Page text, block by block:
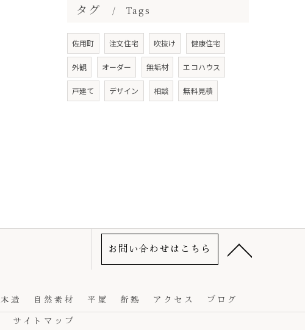
タグ Tags
佐用町 注文住宅 吹抜け 健康住宅
外観 オーダー 無垢材 エコハウス
戸建て デザイン 相談 無料見積
お問い合わせはこちら
木造 自然素材 平屋 断熱 アクセス
ブログ
サイトマップ